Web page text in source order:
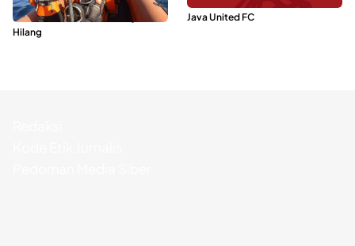
Perairan Taliabu, Satu Nelayan
Hilang
Java United FC